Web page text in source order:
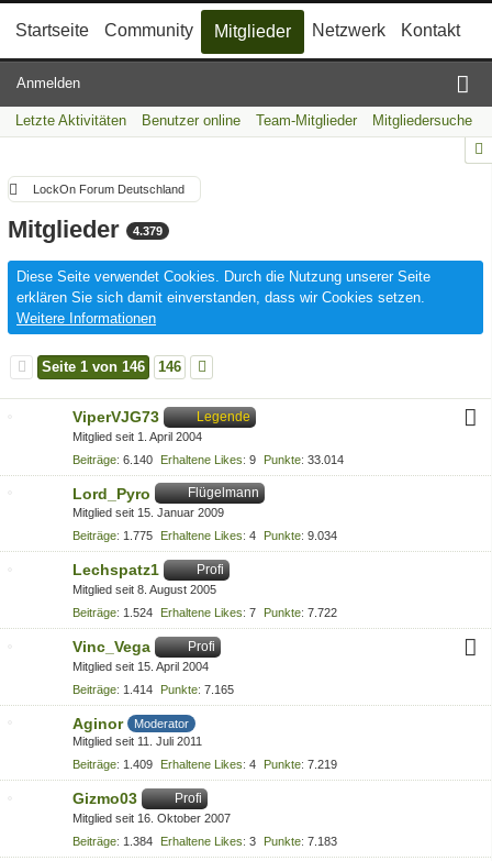
Startseite Community Mitglieder Netzwerk Kontakt
Anmelden
Letzte Aktivitäten Benutzer online Team-Mitglieder Mitgliedersuche
LockOn Forum Deutschland
Mitglieder 4.379
Diese Seite verwendet Cookies. Durch die Nutzung unserer Seite
erklären Sie sich damit einverstanden, dass wir Cookies setzen.
Weitere Informationen
Seite 1 von 146 146
ViperVJG73 Legende
Mitglied seit 1. April 2004
Beiträge 6.140 Erhaltene Likes 9 Punkte 33.014
Lord_Pyro Flügelmann
Mitglied seit 15. Januar 2009
Beiträge 1.775 Erhaltene Likes 4 Punkte 9.034
Lechspatz1 Profi
Mitglied seit 8. August 2005
Beiträge 1.524 Erhaltene Likes 7 Punkte 7.722
Vinc_Vega Profi
Mitglied seit 15. April 2004
Beiträge 1.414 Punkte 7.165
Aginor
Moderator
Mitglied seit 11. Juli 2011
Beiträge 1.409 Erhaltene Likes 4 Punkte 7.219
Gizmo03 Profi
Mitglied seit 16. Oktober 2007
Beiträge 1.384 Erhaltene Likes 3 Punkte 7.183